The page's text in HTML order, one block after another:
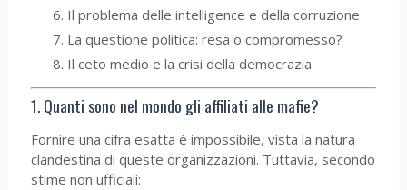
Il problema delle intelligence e della corruzione
La questione politica: resa o compromesso?
Il ceto medio e la crisi della democrazia
1. Quanti sono nel mondo gli affiliati alle mafie?
Fornire una cifra esatta è impossibile, vista la natura
clandestina di queste organizzazioni. Tuttavia, secondo
stime non ufficiali: